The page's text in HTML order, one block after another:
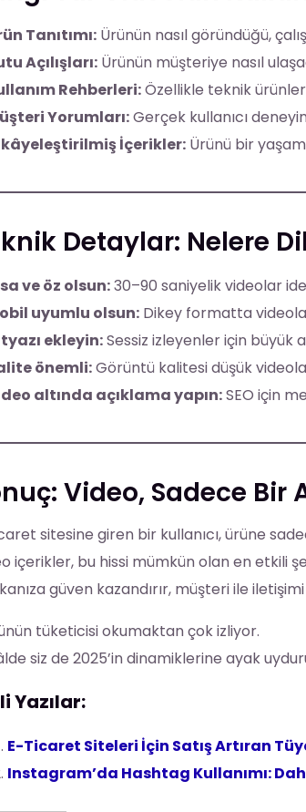
Tanıtımı:Ürünün nasıl göründüğü,
Açılışları:Ürünün müşteriye nasıl
Rehberleri:Özellikle teknik
Yorumları:Gerçek kullanıcı
İçerikler:Ürünü bir
Detaylar: Nelere
ve öz olsun:30–90 saniyelik videolar
uyumlu olsun:Dikey formatta
ekleyin:Sessiz izleyenler için büyük
önemli:Görüntü kalitesi düşük
altında açıklama yapın:SEO için
Video, Sadece Bir
sitesine giren bir kullanıcı, ürüne
içerikler, bu hissi mümkün olan en etkili
güven kazandırır, müşteri ile
tüketicisi okumaktan çok izliyor.
siz de 2025’in dinamiklerine ayak
Yazılar:
E-Ticaret Siteleri İçin Satış Artıran
Instagram’da Hashtag Kullanımı: